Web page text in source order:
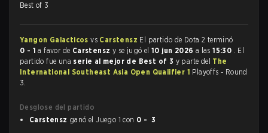
Best of 3
Yangon Galacticosvs Carstensz El partido de Dota 2 terminó
0 - 1 a favor de Carstensz y se jugó el10 jun 2026 a las15:30 . El
partido fue una serie al mejor de Best of 3 y parte del The
International Southeast Asia Open Qualifier 1 Playoffs - Round
3.
Desglose del partido
Carstensz ganó el Juego 1 con 0 - 3